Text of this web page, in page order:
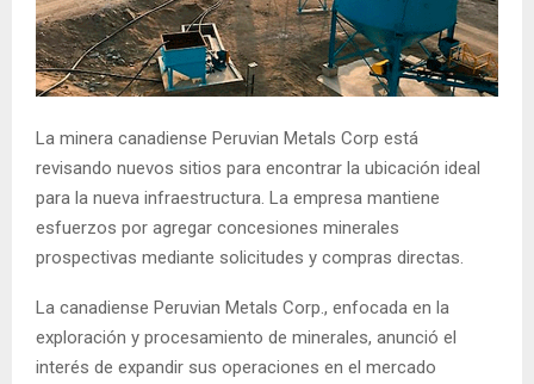
La minera canadiense Peruvian Metals Corp está
revisando nuevos sitios para encontrar la ubicación ideal
para la nueva infraestructura. La empresa mantiene
esfuerzos por agregar concesiones minerales
prospectivas mediante solicitudes y compras directas.
La canadiense Peruvian Metals Corp., enfocada en la
exploración y procesamiento de minerales, anunció el
interés de expandir sus operaciones en el mercado